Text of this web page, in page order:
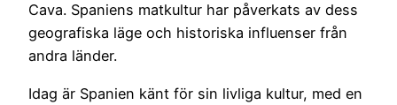
Cava. Spaniens matkultur har påverkats av dess
geografiska läge och historiska influenser från
andra länder.
Idag är Spanien känt för sin livliga kultur, med en